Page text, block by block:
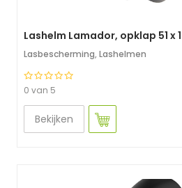
Lashelm Lamador, opklap 51 x
Lasbescherming, Lashelmen
0 van 5
Bekijken